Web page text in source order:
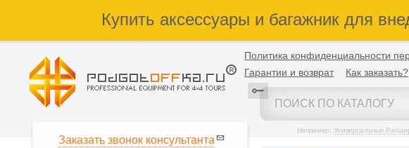
Купить аксессуары и багажник для
Политика конфиденциальности
Гарантии и возврат
Как заказать?
Например: Универсальные
Заказать звонок консультанта